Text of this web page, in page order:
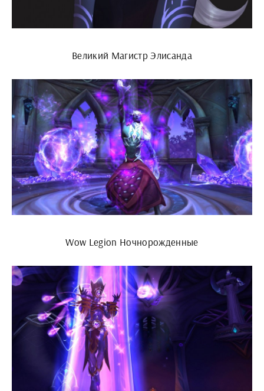
Великий Магистр Элисанда
Wow Legion Ночнорожденные